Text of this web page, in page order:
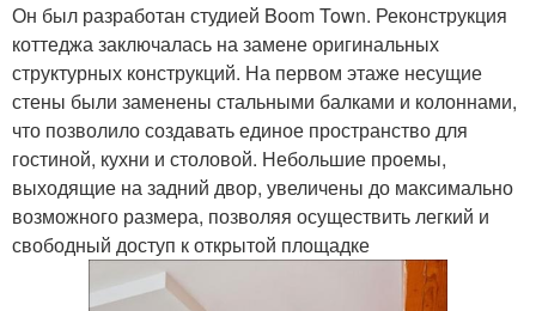
Он был разработан студией Boom Town. Реконструкция
коттеджа заключалась на замене оригинальных
структурных конструкций. На первом этаже несущие
стены были заменены стальными балками и колоннами,
что позволило создавать единое пространство для
гостиной, кухни и столовой. Небольшие проемы,
выходящие на задний двор, увеличены до максимально
возможного размера, позволяя осуществить легкий и
свободный доступ к открытой площадке